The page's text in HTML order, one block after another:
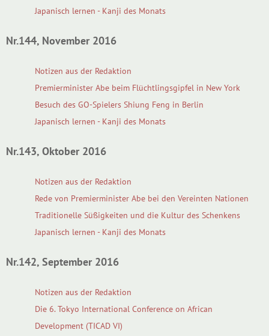
Japanisch lernen - Kanji des Monats
Nr.144, November 2016
Notizen aus der Redaktion
Premierminister Abe beim Flüchtlingsgipfel in New York
Besuch des GO-Spielers Shiung Feng in Berlin
Japanisch lernen - Kanji des Monats
Nr.143, Oktober 2016
Notizen aus der Redaktion
Rede von Premierminister Abe bei den Vereinten Nationen
Traditionelle Süßigkeiten und die Kultur des Schenkens
Japanisch lernen - Kanji des Monats
Nr.142, September 2016
Notizen aus der Redaktion
Die 6. Tokyo International Conference on African
Development (TICAD VI)